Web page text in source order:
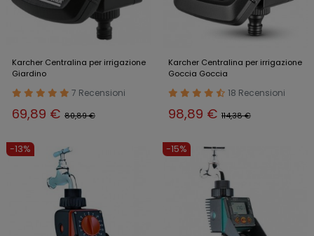
Karcher Centralina per irrigazione
Giardino
7 Recensioni
69,89 € 80,89 €
Karcher Centralina per irrigazione
Goccia Goccia
18 Recensioni
98,89 € 114,38 €
-13% -15%